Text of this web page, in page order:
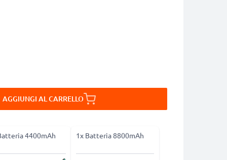
AGGIUNGI AL CARRELLO
4400mAh 1x Batteria 8800mAh